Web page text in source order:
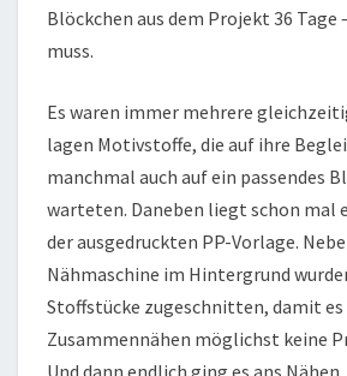
Blöckchen aus dem Projekt 36 Tage
muss.
Es waren immer mehrere
lagen Motivstoffe, die auf ihre
manchmal auch auf ein passendes
warteten. Daneben liegt schon mal
der ausgedruckten PP-Vorlage.
Nähmaschine im Hintergrund
Stoffstücke zugeschnitten, damit es
Zusammennähen möglichst keine